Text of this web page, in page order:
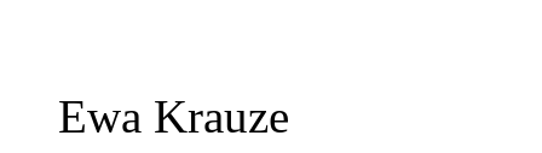
Ewa Krauze